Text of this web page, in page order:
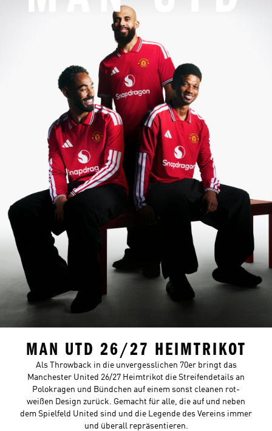
MAN UTD 26/27 HEIMTRIKOT
Als Throwback in die unvergesslichen 70er bringt das
Manchester United 26/27 Heimtrikot die Streifendetails an
Polokragen und Bündchen auf einem sonst cleanen rot-
weißen Design zurück. Gemacht für alle, die auf und neben
dem Spielfeld United sind und die Legende des Vereins immer
und überall repräsentieren.